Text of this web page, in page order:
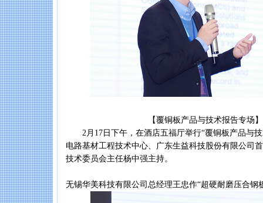
【覆铜板产品与技术报告专场】
2月17日下午，在酒店五福厅举行“覆铜板产品与技
电路基材工程技术中心、广东生益科技股份有限公司
技术委员会主任杨中强主持。
无锡华美科技有限公司总经理王忠作“超硬耐磨压合钢